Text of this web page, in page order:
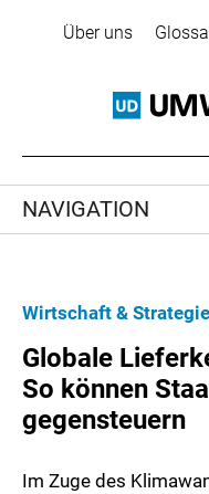
Über uns
NAVIGATION
Wirtschaft & Strategie
Globale
So können
gegensteuern
Im Zuge des